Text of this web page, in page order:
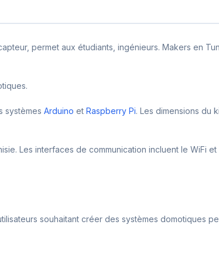
permet aux étudiants, ingénieurs. Makers en
systèmes Arduino et Raspberry Pi. Les dimensions du
Les interfaces de communication incluent le WiFi et
souhaitant créer des systèmes domotiques